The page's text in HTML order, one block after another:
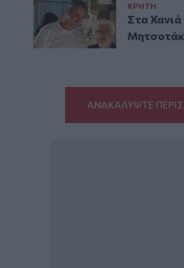
ΚΡΗΤΗ
Στα Χανιά
ΑΝΑΚΑΛΥΨΤΕ